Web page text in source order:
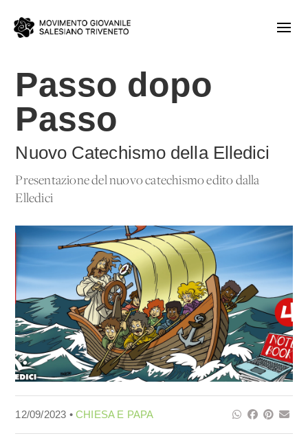
Passo dopo
Passo
Nuovo Catechismo della Elledici
Presentazione del nuovo catechismo edito dalla
Elledici
12/09/2023 •CHIESA E PAPA